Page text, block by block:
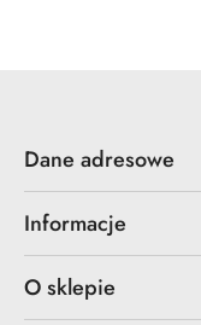
Dane adresowe
Informacje
O sklepie